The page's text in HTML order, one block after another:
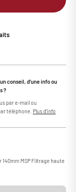
conseil, d'une info ou
?
par e-mail ou
téléphone. Plus d'info
MSP Filtrage haute
Le fabricant
en y insufflant
lors du